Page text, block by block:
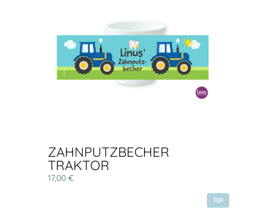
ZAHNPUTZBECHER
TRAKTOR
17,00 €
TOP